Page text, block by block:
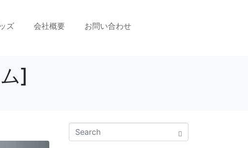
ズ 会社概要 お問い合わせ
]